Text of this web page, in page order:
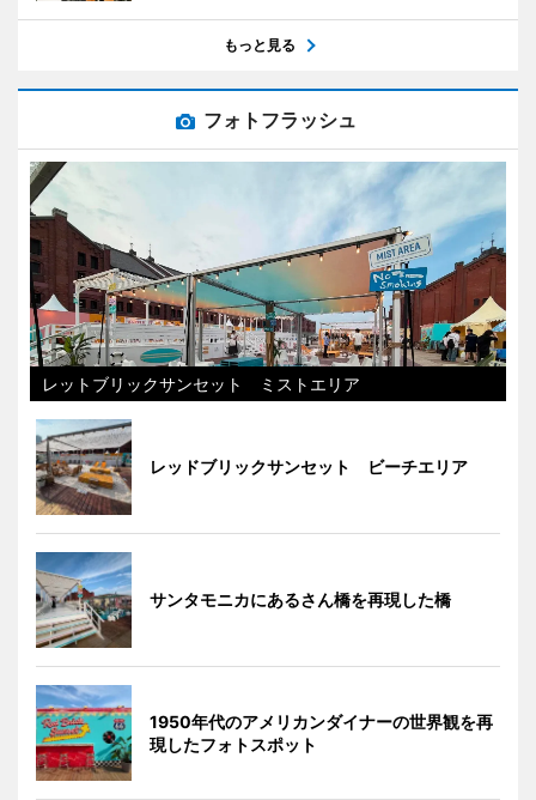
もっと見る
フォトフラッシュ
レットブリックサンセット ミストエリア
レッドブリックサンセット ビーチエリア
サンタモニカにあるさん橋を再現した橋
1950年代のアメリカンダイナーの世界観を再
現したフォトスポット